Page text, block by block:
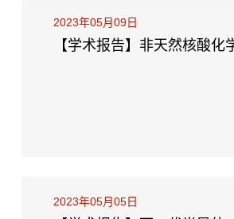
2023年05月09日
【学术报告】非天然核酸化
2023年05月05日